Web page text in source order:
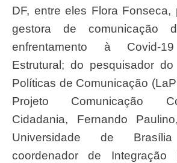
DF, entre eles Flora Fonseca,
gestora de comunicação
enfrentamento à Covid-
Estrutural; do pesquisador
Políticas de Comunicação
Projeto Comunicação
Cidadania, Fernando
Universidade de
coordenador de Integração